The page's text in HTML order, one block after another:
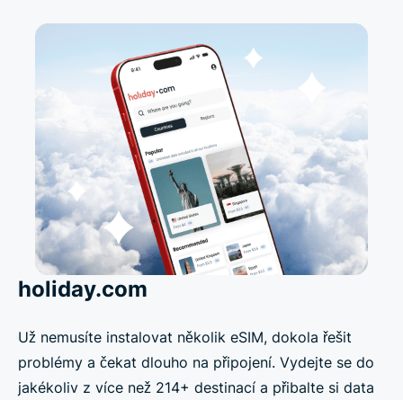
holiday.com
Už nemusíte instalovat několik eSIM, dokola řešit
problémy a čekat dlouho na připojení. Vydejte se do
jakékoliv z více než 214+ destinací a přibalte si data